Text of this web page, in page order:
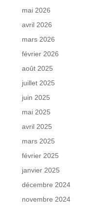
mai 2026
avril 2026
mars 2026
février 2026
août 2025
juillet 2025
juin 2025
mai 2025
avril 2025
mars 2025
février 2025
janvier 2025
décembre 2024
novembre 2024